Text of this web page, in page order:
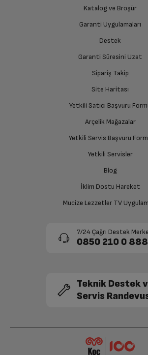
Katalog ve Broşür
Garanti Uygulamaları
Destek
Garanti Süresini Uzat
Sipariş Takip
Site Haritası
Yetkili Satıcı Başvuru
Arçelik Mağazalar
Yetkili Servis Başvuru
Yetkili Servisler
Blog
İklim Dostu Hareket
Mucize Lezzetler TV
7/24 Çağrı Destek
0850 210 0 888
Teknik Destek
Servis